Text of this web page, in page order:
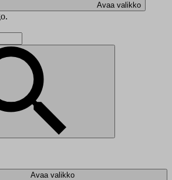
Avaa valikko
Avaa valikko